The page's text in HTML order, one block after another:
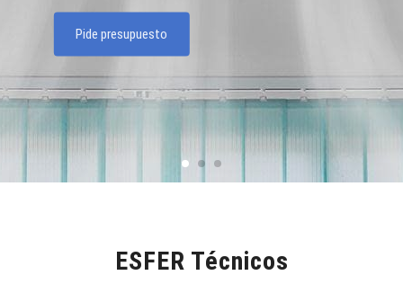
Pide presupuesto
ESFER Técnicos